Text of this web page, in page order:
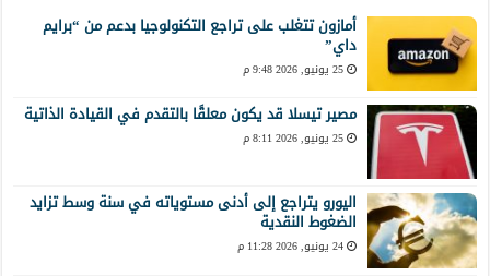
أمازون تتغلب على تراجع التكنولوجيا بدعم من “برايم
داي”
25 يونيو, 2026 9:48 م
مصير تيسلا قد يكون معلقًا بالتقدم في القيادة الذاتية
25 يونيو, 2026 8:11 م
اليورو يتراجع إلى أدنى مستوياته في سنة وسط تزايد
الضغوط النقدية
24 يونيو, 2026 11:28 م